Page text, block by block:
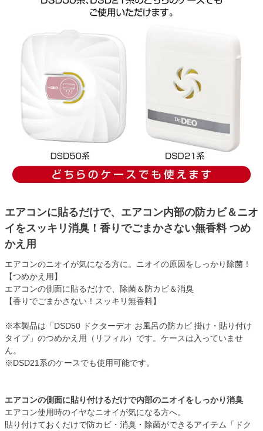
エアコンに貼るだけで、エアコン内部の防カビ＆ニオ
イをスッキリ消臭！香りでごまかさない無香料 つめ
かえ用
エアコンのニオイが気になる方に。ニオイの原因をしっかり除菌！
【つめかえ用】
エアコンの側面に貼るだけで、除菌＆防カビ＆消臭
【香りでごまかさない！スッキリ無香料】
※本製品は「DSD50 ドクターデオ お風呂の防カビ 掛け・貼り付け
タイプ」のつめかえ用（リフィル）です。ケースは入っていませ
ん。
※DSD21系のケースでも使用可能です。
エアコンの側面に貼り付けるだけで内部のニオイをしっかり消臭
エアコン使用時のイヤなニオイが気になる方へ。
貼り付けておくだけで防カビ・消臭・除菌ができるアイテム「ドク